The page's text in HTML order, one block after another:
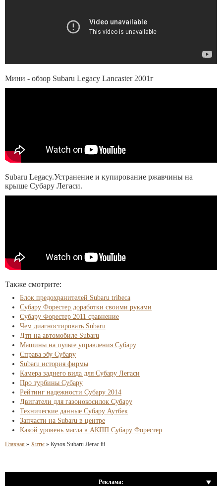
Мини - обзор Subaru Legacy Lancaster 2001г
Subaru Legacy.Устранение и купирование ржавчины на
крыше Субару Легаси.
Также смотрите:
Блок предохранителей Subaru tribeca
Субару Форестер доработки своими руками
Субару Форестер 2011 сравнение
Чем диагностировать Subaru
Дтп на автомобиле Subaru
Машины на пульте управления Субару
Справа эбу Субару
Subaru история фирмы
Камера заднего вида для Субару Легаси
Про турбины Субару
Рейтинг надежности Субару 2014
Двигатели для газонокосилок Субару
Технические данные Субару Аутбек
Запчасти на Subaru в центре
Какой уровень масла в АКПП Субару Форестер
Главная » Хиты » Кузов Subaru Легас iii
Реклама: